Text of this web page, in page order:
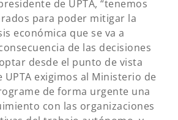
de UPTA, “tenemos
para poder mitigar la
económica que se va a
de las decisiones
desde el punto de vista
UPTA exigimos al Ministerio de
de forma urgente una
con las organizaciones